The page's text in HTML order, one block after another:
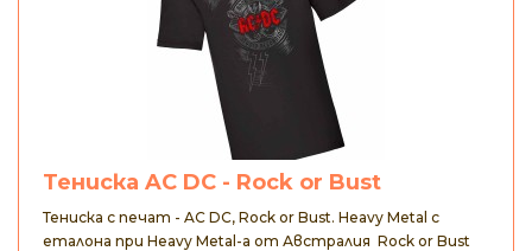
Тениска AC DC - Rock or Bust
Тениска с печат - AC DC, Rock or Bust. Heavy Metal с
еталона при Heavy Metal-а от Австралия Rock or Bust